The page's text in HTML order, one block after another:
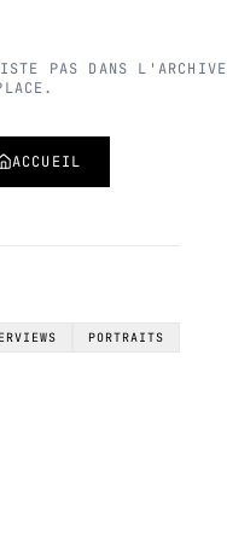
PAS DANS L'ARCHIVE
ACCUEIL
PORTRAITS